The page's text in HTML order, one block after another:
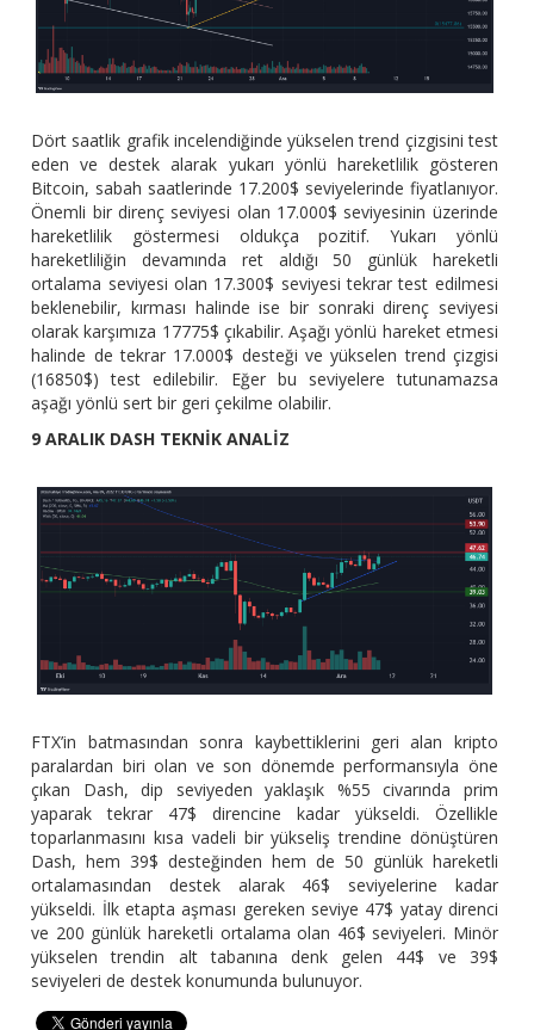
Dört saatlik grafik incelendiğinde yükselen trend çizgisini test
eden ve destek alarak yukarı yönlü hareketlilik gösteren
Bitcoin, sabah saatlerinde 17.200$ seviyelerinde fiyatlanıyor.
Önemli bir direnç seviyesi olan 17.000$ seviyesinin üzerinde
hareketlilik göstermesi oldukça pozitif. Yukarı yönlü
hareketliliğin devamında ret aldığı 50 günlük hareketli
ortalama seviyesi olan 17.300$ seviyesi tekrar test edilmesi
beklenebilir, kırması halinde ise bir sonraki direnç seviyesi
olarak karşımıza 17775$ çıkabilir. Aşağı yönlü hareket etmesi
halinde de tekrar 17.000$ desteği ve yükselen trend çizgisi
(16850$) test edilebilir. Eğer bu seviyelere tutunamazsa
aşağı yönlü sert bir geri çekilme olabilir.
9 ARALIK DASH TEKNİK ANALİZ
FTX’in batmasından sonra kaybettiklerini geri alan kripto
paralardan biri olan ve son dönemde performansıyla öne
çıkan Dash, dip seviyeden yaklaşık %55 civarında prim
yaparak tekrar 47$ direncine kadar yükseldi. Özellikle
toparlanmasını kısa vadeli bir yükseliş trendine dönüştüren
Dash, hem 39$ desteğinden hem de 50 günlük hareketli
ortalamasından destek alarak 46$ seviyelerine kadar
yükseldi. İlk etapta aşması gereken seviye 47$ yatay direnci
ve 200 günlük hareketli ortalama olan 46$ seviyeleri. Minör
yükselen trendin alt tabanına denk gelen 44$ ve 39$
seviyeleri de destek konumunda bulunuyor.